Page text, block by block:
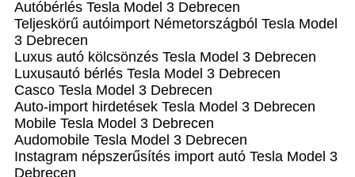
Autóbérlés Tesla Model 3 Debrecen
Teljeskörű autóimport Németországból Tesla Model
3 Debrecen
Luxus autó kölcsönzés Tesla Model 3 Debrecen
Luxusautó bérlés Tesla Model 3 Debrecen
Casco Tesla Model 3 Debrecen
Auto-import hirdetések Tesla Model 3 Debrecen
Mobile Tesla Model 3 Debrecen
Audomobile Tesla Model 3 Debrecen
Instagram népszerűsítés import autó Tesla Model 3
Debrecen